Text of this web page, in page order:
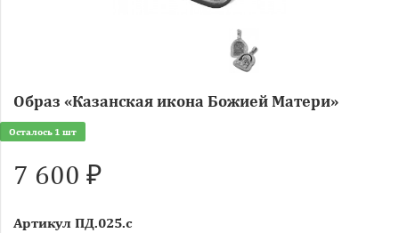
Образ «Казанская икона Божией Матери»
Осталось 1 шт
7 600 ₽
Артикул ПД.025.с